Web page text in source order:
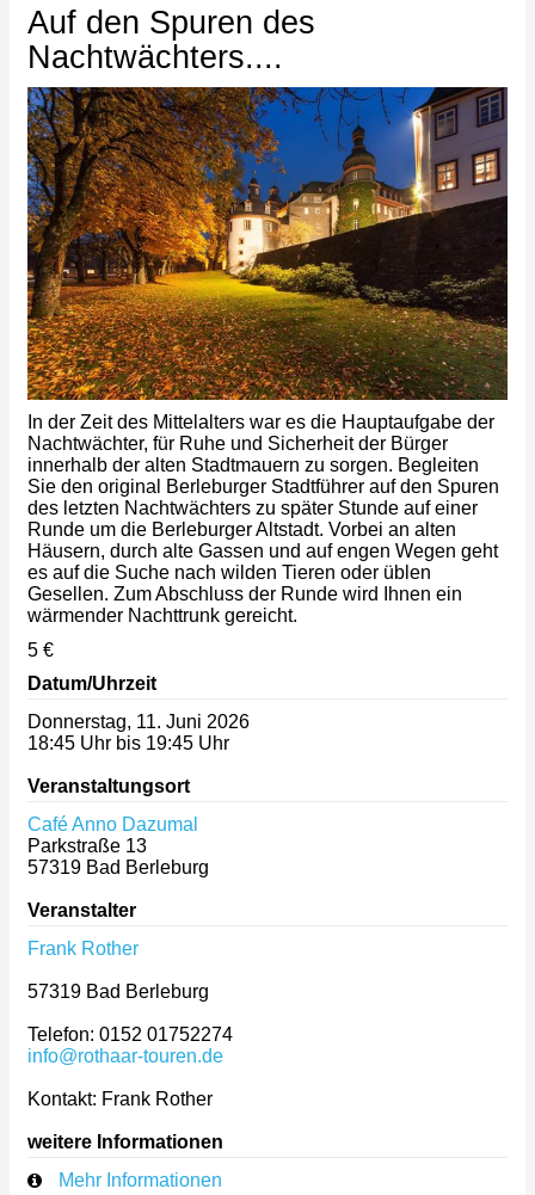
Auf den Spuren des
Nachtwächters....
In der Zeit des Mittelalters war es die Hauptaufgabe der
Nachtwächter, für Ruhe und Sicherheit der Bürger
innerhalb der alten Stadtmauern zu sorgen. Begleiten
Sie den original Berleburger Stadtführer auf den Spuren
des letzten Nachtwächters zu später Stunde auf einer
Runde um die Berleburger Altstadt. Vorbei an alten
Häusern, durch alte Gassen und auf engen Wegen geht
es auf die Suche nach wilden Tieren oder üblen
Gesellen. Zum Abschluss der Runde wird Ihnen ein
wärmender Nachttrunk gereicht.
5 €
Datum/Uhrzeit
Donnerstag, 11. Juni 2026
18:45 Uhr bis 19:45 Uhr
Veranstaltungsort
Café Anno Dazumal
Parkstraße 13
57319 Bad Berleburg
Veranstalter
Frank Rother
57319 Bad Berleburg
Telefon: 0152 01752274
info@rothaar-touren.de
Kontakt: Frank Rother
weitere Informationen
Mehr Informationen